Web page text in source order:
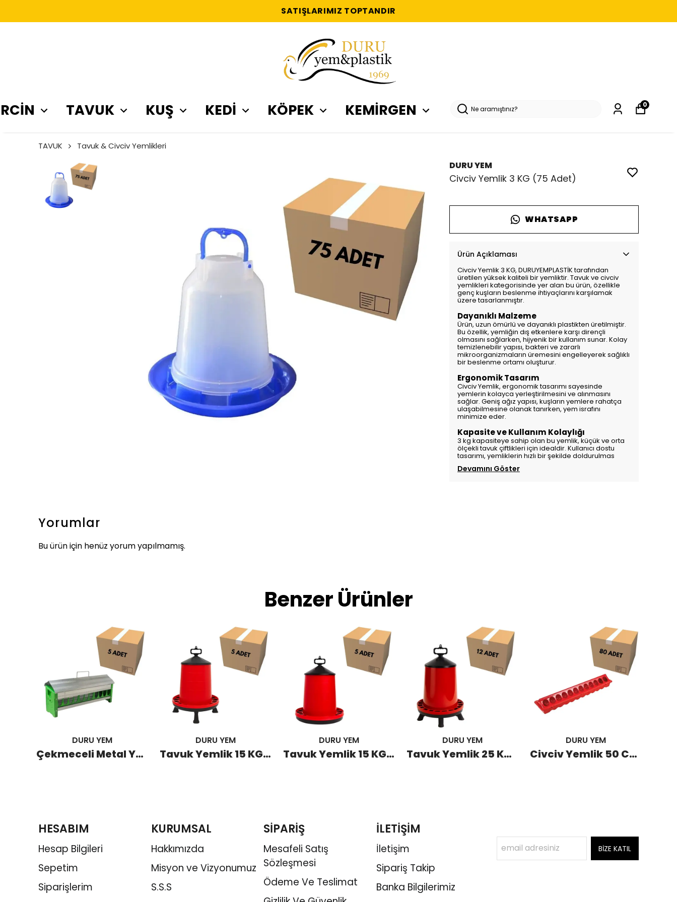
SATIŞLARIMIZ TOPTANDIR
TAVUK KUŞ KEDİ KÖPEK KEMİRGEN 0
TAVUK Tavuk & Civciv Yemlikleri
DURU YEM
Civciv Yemlik 3 KG (75 Adet)
WHATSAPP
Ürün Açıklaması
Civciv Yemlik 3 KG, DURUYEMPLASTİK tarafından
üretilen yüksek kaliteli bir yemliktir. Tavuk ve civciv
yemlikleri kategorisinde yer alan bu ürün, özellikle
genç kuşların beslenme ihtiyaçlarını karşılamak
üzere tasarlanmıştır.
Dayanıklı Malzeme
Ürün, uzun ömürlü ve dayanıklı plastikten üretilmiştir.
Bu özellik, yemliğin dış etkenlere karşı dirençli
olmasını sağlarken, hijyenik bir kullanım sunar. Kolay
temizlenebilir yapısı, bakteri ve zararlı
mikroorganizmaların üremesini engelleyerek sağlıklı
bir beslenme ortamı oluşturur.
Ergonomik Tasarım
Civciv Yemlik, ergonomik tasarımı sayesinde
yemlerin kolayca yerleştirilmesini ve alınmasını
sağlar. Geniş ağız yapısı, kuşların yemlere rahatça
ulaşabilmesine olanak tanırken, yem israfını
minimize eder.
Kapasite ve Kullanım Kolaylığı
3 kg kapasiteye sahip olan bu yemlik, küçük ve orta
ölçekli tavuk çiftlikleri için idealdir. Kullanıcı dostu
tasarımı, yemliklerin hızlı bir şekilde doldurulmas
Devamını Göster
Yorumlar
Bu ürün için henüz yorum yapılmamış.
Benzer Ürünler
DURU YEM
Çekmeceli Metal Yemlik 60 CM (5 Adet)
DURU YEM
Tavuk Yemlik 15 KG Ayaklı (5 Adet)
DURU YEM
Tavuk Yemlik 15 KG (5 Adet)
DURU YEM
Tavuk Yemlik 25 KG Ayaklı (12 Adet)
DURU YEM
Civciv Yemlik 50 CM (80 Adet)
HESABIM
Hesap Bilgileri
Sepetim
Siparişlerim
KURUMSAL
Hakkımızda
Misyon ve Vizyonumuz
S.S.S
SİPARİŞ
Mesafeli Satış
Sözleşmesi
Ödeme Ve Teslimat
İLETİŞİM
İletişim
Sipariş Takip
Banka Bilgilerimiz
BİZE KATIL